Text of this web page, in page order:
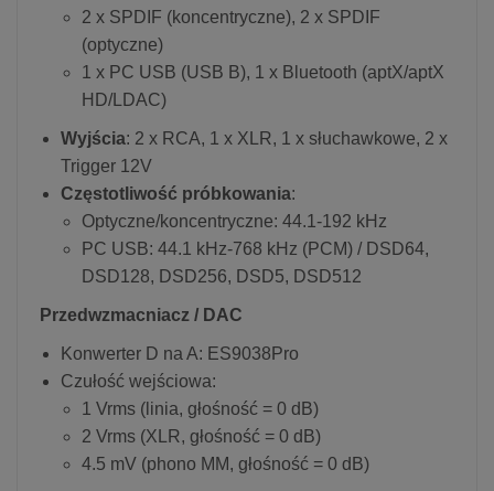
2 x SPDIF (koncentryczne), 2 x SPDIF
(optyczne)
1 x PC USB (USB B), 1 x Bluetooth (aptX/aptX
HD/LDAC)
Wyjścia: 2 x RCA, 1 x XLR, 1 x słuchawkowe, 2 x
Trigger 12V
Częstotliwość próbkowania:
Optyczne/koncentryczne: 44.1-192 kHz
PC USB: 44.1 kHz-768 kHz (PCM) / DSD64,
DSD128, DSD256, DSD5, DSD512
Przedwzmacniacz / DAC
Konwerter D na A: ES9038Pro
Czułość wejściowa:
1 Vrms (linia, głośność = 0 dB)
2 Vrms (XLR, głośność = 0 dB)
4.5 mV (phono MM, głośność = 0 dB)